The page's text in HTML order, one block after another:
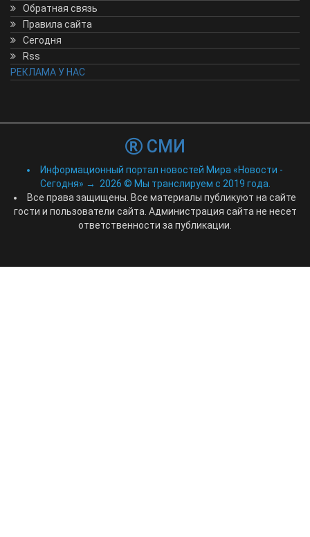
Обратная связь
Правила сайта
Сегодня
Rss
РЕКЛАМА У НАС
СМИ
Информационный портал новостей Мира «Новости -
Сегодня» → 2026 © Мы транслируем с 2019 года.
Все права защищены. Все материалы публикуют на сайте
гости и пользователи сайта. Администрация сайта не несет
ответственности за публикации.